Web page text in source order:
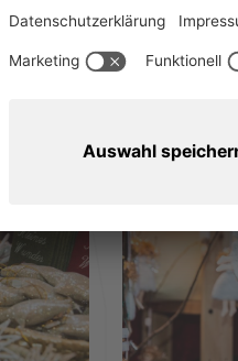
13:00 - 18:00 Uhr | Sa, So